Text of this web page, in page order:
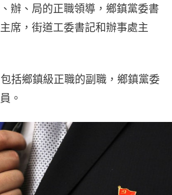
辦、局的正職領導，鄉鎮黨委書
席，街道工委書記和辦事處主
括鄉鎮級正職的副職，鄉鎮黨委
。